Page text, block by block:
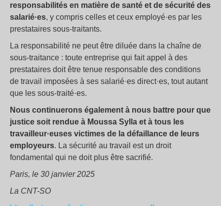
responsabilités en matière de santé et de sécurité des
salarié·es, y compris celles et ceux employé·es par les
prestataires sous-traitants.
La responsabilité ne peut être diluée dans la chaîne de
sous-traitance : toute entreprise qui fait appel à des
prestataires doit être tenue responsable des conditions
de travail imposées à ses salarié·es direct·es, tout autant
que les sous-traité·es.
Nous continuerons également à nous battre pour que
justice soit rendue à Moussa Sylla et à tous les
travailleur·euses victimes de la défaillance de leurs
employeurs. La sécurité au travail est un droit
fondamental qui ne doit plus être sacrifié.
Paris, le 30 janvier 2025
La CNT-SO